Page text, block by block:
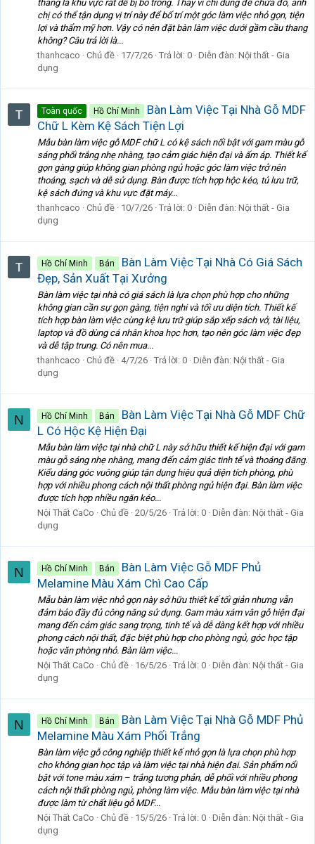
thang là khu vực rất dễ bị bỏ trống. Thay vì chỉ dùng để chứa đồ, anh
chị có thể tận dụng vị trí này để bố trí một góc làm việc nhỏ gọn, tiện
lợi và thẩm mỹ hơn. Vậy có nên đặt bàn làm việc dưới gầm cầu thang
không? Câu trả lời là...
thanhcaco
Chủ đề 17/7/26 Trả lời: 0 Diễn đàn: Nội thất - Gia
dụng
Toàn quốc Hồ Chí Minh
Bàn Làm Việc Tại Nhà Gỗ MDF
Chữ L Kèm Kệ Sách Tiện Lợi
Mẫu bàn làm việc gỗ MDF chữ L có kệ sách nổi bật với gam màu gỗ
sáng phối trắng nhẹ nhàng, tạo cảm giác hiện đại và ấm áp. Thiết kế
gọn gàng giúp không gian phòng ngủ hoặc góc làm việc trở nên
thoáng, sạch và dễ sử dụng. Bàn được tích hợp hộc kéo, tủ lưu trữ,
kệ sách đứng và khu vực đặt máy...
thanhcaco
Chủ đề 10/7/26 Trả lời: 0 Diễn đàn: Nội thất - Gia
dụng
Hồ Chí Minh Bán
Bàn Làm Việc Tại Nhà Có Giá Sách
Đẹp, Sản Xuất Tại Xưởng
Bàn làm việc tại nhà có giá sách là lựa chọn phù hợp cho những
không gian cần sự gọn gàng, tiện nghi và tối ưu diện tích. Thiết kế
tích hợp bàn làm việc cùng kệ lưu trữ giúp sắp xếp sách vở, tài liệu,
laptop và đồ dùng cá nhân khoa học hơn, tạo nên góc làm việc đẹp
và dễ tập trung. Có nên mua...
thanhcaco
Chủ đề 4/7/26 Trả lời: 0 Diễn đàn: Nội thất - Gia
dụng
N Hồ Chí Minh Bán
Bàn Làm Việc Tại Nhà Gỗ MDF Chữ
L Có Hộc Kệ Hiện Đại
Mẫu bàn làm việc tại nhà chữ L này sở hữu thiết kế hiện đại với gam
màu gỗ sáng nhẹ nhàng, mang đến cảm giác tinh tế và thoáng đãng.
Kiểu dáng góc vuông giúp tận dụng hiệu quả diện tích phòng, phù
hợp với nhiều phong cách nội thất phòng ngủ hiện đại. Bàn làm việc
được tích hợp nhiều ngăn kéo...
Nội Thất CaCo
Chủ đề 20/5/26 Trả lời: 0 Diễn đàn: Nội thất - Gia
dụng
N Hồ Chí Minh Bán
Bàn Làm Việc Gỗ MDF Phủ
Melamine Màu Xám Chì Cao Cấp
Mẫu bàn làm việc nhỏ gọn này sở hữu thiết kế tối giản nhưng vẫn
đảm bảo đầy đủ công năng sử dụng. Gam màu xám vân gỗ hiện đại
mang đến cảm giác sang trọng, tinh tế và dễ dàng kết hợp với nhiều
phong cách nội thất, đặc biệt phù hợp cho phòng ngủ, góc học tập
hoặc văn phòng nhỏ. Bàn làm việc...
Nội Thất CaCo
Chủ đề 16/5/26 Trả lời: 0 Diễn đàn: Nội thất - Gia
dụng
N Hồ Chí Minh Bán
Bàn Làm Việc Tại Nhà Gỗ MDF Phủ
Melamine Màu Xám Phối Trắng
Bàn làm việc gỗ công nghiệp thiết kế nhỏ gọn là lựa chọn phù hợp
cho không gian học tập và làm việc tại nhà hiện đại. Sản phẩm nổi
bật với tone màu xám – trắng tương phản, dễ phối với nhiều phong
cách nội thất phòng ngủ, phòng làm việc. Mẫu bàn làm việc tại nhà
được làm từ chất liệu gỗ MDF...
Nội Thất CaCo
Chủ đề 15/5/26 Trả lời: 0 Diễn đàn: Nội thất - Gia
dụng